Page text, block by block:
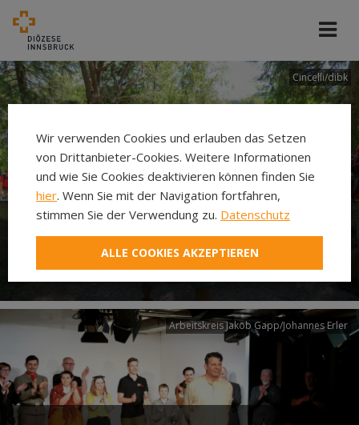
Cincelli/dibk
Neuer Pilgerweg Via
Laudato si’
Arbeitskreis Jakob Gapp/Johannes Erler
Wir verwenden Cookies und erlauben das Setzen
von Drittanbieter-Cookies. Weitere Informationen
und wie Sie Cookies deaktivieren können finden Sie
hier. Wenn Sie mit der Navigation fortfahren,
stimmen Sie der Verwendung zu. Datenschutz
ALLE COOKIES AKZEPTIEREN